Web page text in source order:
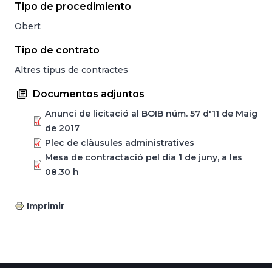
Tipo de procedimiento
Obert
Tipo de contrato
Altres tipus de contractes
Documentos adjuntos
Anunci de licitació al BOIB núm. 57 d'11 de Maig
de 2017
Plec de clàusules administratives
Mesa de contractació pel dia 1 de juny, a les
08.30 h
Imprimir